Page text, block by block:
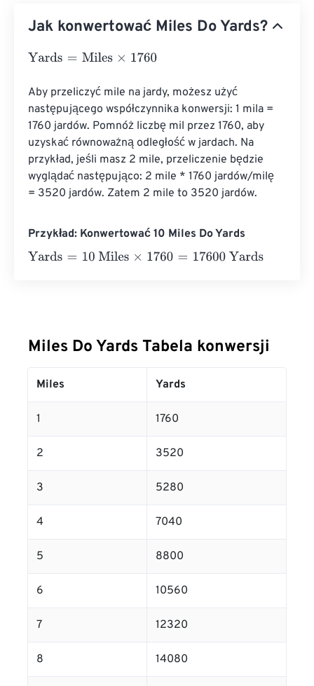
Jak konwertować Miles Do Yards?
Yards= Miles×1760
Aby przeliczyć mile na jardy, możesz użyć
następującego współczynnika konwersji: 1 mila =
1760 jardów. Pomnóż liczbę mil przez 1760, aby
uzyskać równoważną odległość w jardach. Na
przykład, jeśli masz 2 mile, przeliczenie będzie
wyglądać następująco: 2 mile * 1760 jardów/milę
= 3520 jardów. Zatem 2 mile to 3520 jardów.
Przykład: Konwertować 10 Miles Do Yards
Yards= 10 Miles×1760 =17600 Yards
Miles Do Yards Tabela konwersji
Miles Yards
1 1760
2 3520
3 5280
4 7040
5 8800
6 10560
7 12320
8 14080